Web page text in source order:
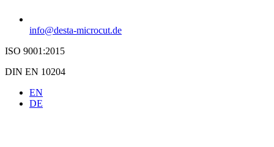
info@desta-microcut.de
ISO 9001:2015
DIN EN 10204
EN
DE